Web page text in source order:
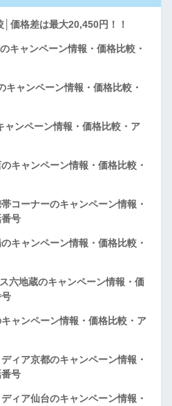
価格差は最大20,450円！！
ャンペーン情報・価格比較・
ャンペーン情報・価格比較・
ンペーン情報・価格比較・ア
キャンペーン情報・価格比較・
ーナーのキャンペーン情報・
号
キャンペーン情報・価格比較・
六地蔵のキャンペーン情報・価
ャンペーン情報・価格比較・ア
ィア京都のキャンペーン情報・
号
ィア仙台のキャンペーン情報・